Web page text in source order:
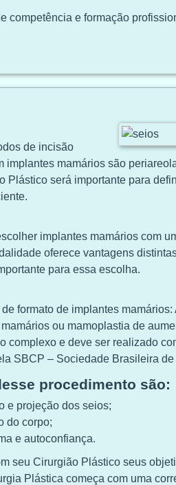
competência e formação
de incisão
implantes mamários são
Plástico será importante para
implantes mamários com
oferece vantagens
para essa escolha.
formato de implantes
ou mamoplastia de
complexo e deve ser realizado
SBCP – Sociedade Brasileira
procedimento são:
e projeção dos seios;
do corpo;
e autoconfiança.
seu Cirurgião Plástico seus
Plástica começa com uma